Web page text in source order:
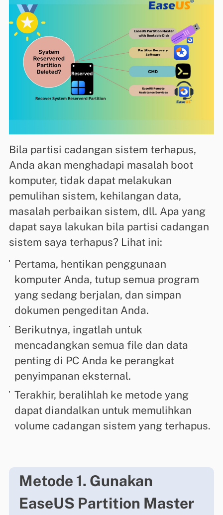
Bila partisi cadangan sistem terhapus,
Anda akan menghadapi masalah boot
komputer, tidak dapat melakukan
pemulihan sistem, kehilangan data,
masalah perbaikan sistem, dll. Apa yang
dapat saya lakukan bila partisi cadangan
sistem saya terhapus? Lihat ini:
Pertama, hentikan penggunaan
komputer Anda, tutup semua program
yang sedang berjalan, dan simpan
dokumen pengeditan Anda.
Berikutnya, ingatlah untuk
mencadangkan semua file dan data
penting di PC Anda ke perangkat
penyimpanan eksternal.
Terakhir, beralihlah ke metode yang
dapat diandalkan untuk memulihkan
volume cadangan sistem yang terhapus.
Metode 1. Gunakan
EaseUS Partition Master